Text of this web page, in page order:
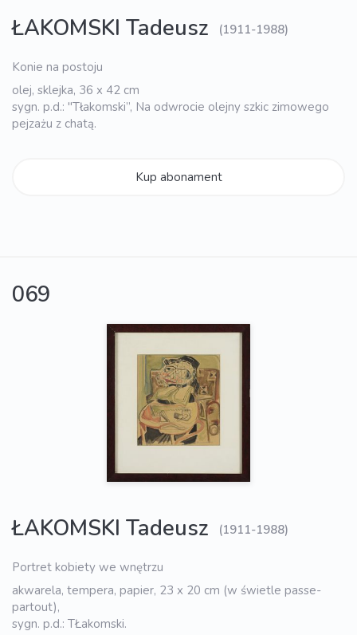
ŁAKOMSKI Tadeusz (1911-1988)
Konie na postoju
olej, sklejka, 36 x 42 cm
sygn. p.d.: "Tłakomski”, Na odwrocie olejny szkic zimowego
pejzażu z chatą.
Kup abonament
069
ŁAKOMSKI Tadeusz (1911-1988)
Portret kobiety we wnętrzu
akwarela, tempera, papier, 23 x 20 cm (w świetle passe-
partout),
sygn. p.d.: TŁakomski.